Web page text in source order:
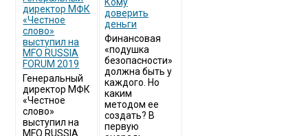
директор МФК
«Честное
слово»
выступил на
MFO RUSSIA
FORUM 2019
Генеральный
директор МФК
«Честное
слово»
выступил на
MFO RUSSIA
доверить
деньги
Финансовая
«подушка
безопасности»
должна быть у
каждого. Но
каким
методом ее
создать? В
первую